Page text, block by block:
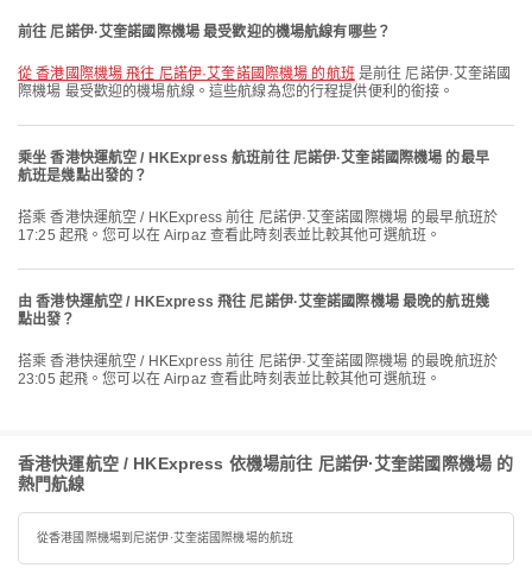
前往 尼諾伊·艾奎諾國際機場 最受歡迎的機場航線有哪些？
從 香港國際機場 飛往 尼諾伊·艾奎諾國際機場 的航班 是前往 尼諾伊·艾奎諾國
際機場 最受歡迎的機場航線。這些航線為您的行程提供便利的銜接。
乘坐 香港快運航空 / HKExpress 航班前往 尼諾伊·艾奎諾國際機場 的最早
航班是幾點出發的？
搭乘 香港快運航空 / HKExpress 前往 尼諾伊·艾奎諾國際機場 的最早航班於
17:25 起飛。您可以在 Airpaz 查看此時刻表並比較其他可選航班。
由 香港快運航空 / HKExpress 飛往 尼諾伊·艾奎諾國際機場 最晚的航班幾
點出發？
搭乘 香港快運航空 / HKExpress 前往 尼諾伊·艾奎諾國際機場 的最晚航班於
23:05 起飛。您可以在 Airpaz 查看此時刻表並比較其他可選航班。
香港快運航空 / HKExpress 依機場前往 尼諾伊·艾奎諾國際機場 的
熱門航線
從香港國際機場到尼諾伊·艾奎諾國際機場的航班